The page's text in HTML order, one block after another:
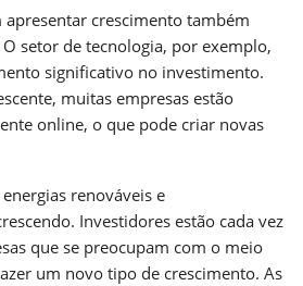
apresentar crescimento também
setor de tecnologia, por exemplo,
significativo no investimento.
muitas empresas estão
online, o que pode criar novas
renováveis e
Investidores estão cada vez
que se preocupam com o meio
um novo tipo de crescimento. As